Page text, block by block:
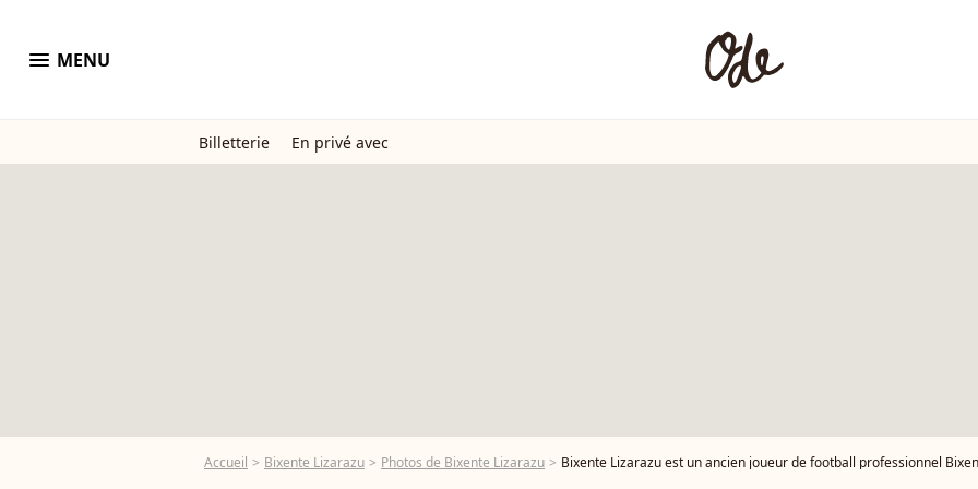
menu MENU
Billetterie En privé avec
Accueil Bixente Lizarazu Photos de Bixente Lizarazu Bixente Lizarazu est un ancien joueur de football professionnel Bixente Lizarazu, lors du